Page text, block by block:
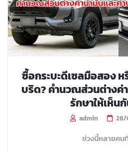
ซื้อกระบะดีเซลมือสอง ห
บริด? คำนวณส่วนต่างค่
รักษาให้เห็น
admin 28/
ช่วงนี้หลายคน